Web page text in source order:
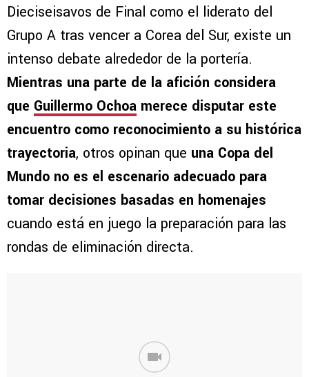
Dieciseisavos de Final como el liderato del
Grupo A tras vencer a Corea del Sur, existe un
intenso debate alrededor de la portería.
Mientras una parte de la afición considera
que Guillermo Ochoa merece disputar este
encuentro como reconocimiento a su histórica
trayectoria, otros opinan que una Copa del
Mundo no es el escenario adecuado para
tomar decisiones basadas en homenajes
cuando está en juego la preparación para las
rondas de eliminación directa.